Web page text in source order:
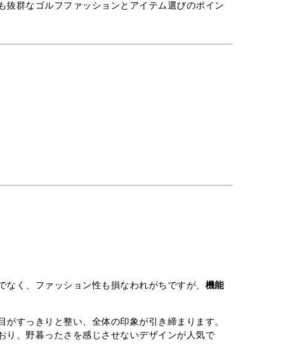
群なゴルフファッションとアイテム選びのポイン
く、ファッション性も損なわれがちですが、 機能
すっきりと整い、全体の印象が引き締まります。
り、野暮ったさを感じさせないデザインが人気で